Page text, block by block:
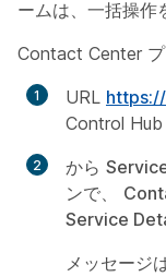
ームは、一括操作
Contact Center
URL
Control Hub
から
ンで、
Service
メッセージ